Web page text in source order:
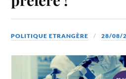
POLITIQUE ETRANGÈRE 28/08/